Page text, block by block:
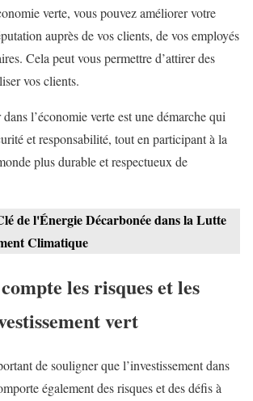
verte, vous pouvez améliorer votre
auprès de vos clients, de vos employés
Cela peut vous permettre d’attirer des
vos clients.
l’économie verte est une démarche qui
et responsabilité, tout en participant à la
plus durable et respectueux de
de l'Énergie Décarbonée dans la Lutte
Climatique
les risques et les
vert
de souligner que l’investissement dans
également des risques et des défis à